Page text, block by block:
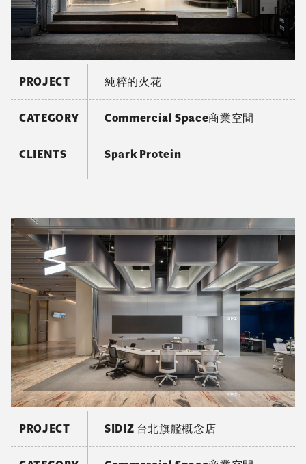
PROJECT 純粹的火花
CATEGORY Commercial Space商業空間
CLIENTS Spark Protein
PROJECT SIDIZ 台北旗艦概念店